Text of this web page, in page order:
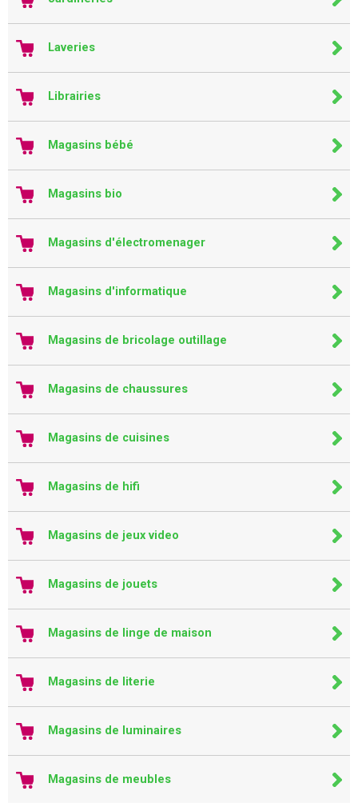
Laveries
Librairies
Magasins bébé
Magasins bio
Magasins d'électromenager
Magasins d'informatique
Magasins de bricolage outillage
Magasins de chaussures
Magasins de cuisines
Magasins de hifi
Magasins de jeux video
Magasins de jouets
Magasins de linge de maison
Magasins de literie
Magasins de luminaires
Magasins de meubles